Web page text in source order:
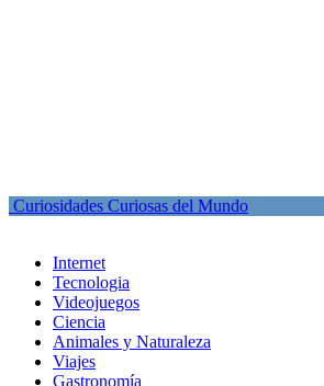
Curiosidades Curiosas del Mundo
Internet
Tecnologia
Videojuegos
Ciencia
Animales y Naturaleza
Viajes
Gastronomía